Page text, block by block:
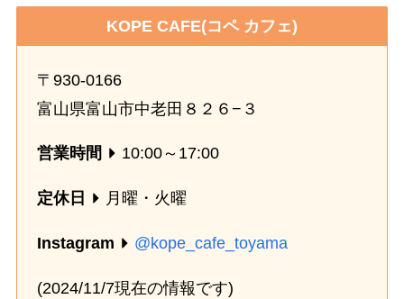
KOPE CAFE(コペ カフェ)
〒930-0166
富山県富山市中老田８２６−３
営業時間 10:00～17:00
定休日 月曜・火曜
Instagram @kope_cafe_toyama
(2024/11/7現在の情報です)